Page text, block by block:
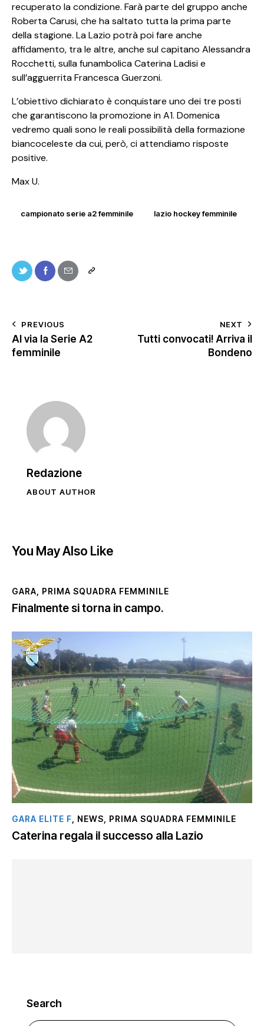
recuperato la condizione. Farà parte del gruppo anche
Roberta Carusi, che ha saltato tutta la prima parte
della stagione. La Lazio potrà poi fare anche
affidamento, tra le altre, anche sul capitano Alessandra
Rocchetti, sulla funambolica Caterina Ladisi e
sull’agguerrita Francesca Guerzoni.
L’obiettivo dichiarato è conquistare uno dei tre posti
che garantiscono la promozione in A1. Domenica
vedremo quali sono le reali possibilità della formazione
biancoceleste da cui, però, ci attendiamo risposte
positive.
Max U.
campionato serie a2 femminile lazio hockey femminile
PREVIOUS
Al via la Serie A2
femminile
NEXT
Tutti convocati! Arriva il
Bondeno
Redazione
ABOUT AUTHOR
You May Also Like
GARA PRIMA SQUADRA FEMMINILE
Finalmente si torna in campo.
GARA ELITE F NEWS PRIMA SQUADRA FEMMINILE
Caterina regala il successo alla Lazio
Search